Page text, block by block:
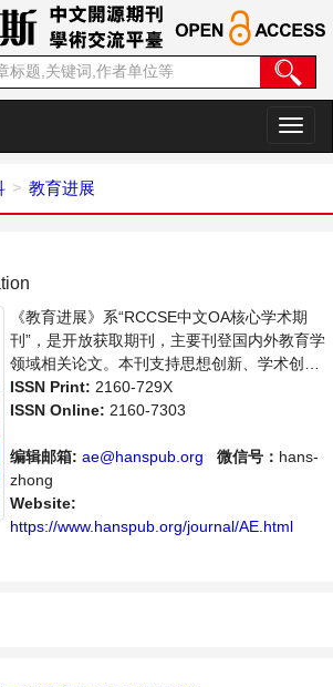
切
换
教育进展
《教育进展》系“RCCSE中文OA核心学术期
刊”，是开放获取期刊，主要刊登国内外教育学
领域相关论文。本刊支持思想创新、学术创
新，倡导科学，繁荣学术，集学术性、思想性
为一体，旨在给世界范围内的科学家、学者、
域内不同方向问题与发展的交流平台。
ISSN Print: 2160-729X
ISSN Online: 2160-7303
编辑邮箱: ae@hanspub.org 微信号： hans-
zhong
Website:
https://www.hanspub.org/journal/AE.html